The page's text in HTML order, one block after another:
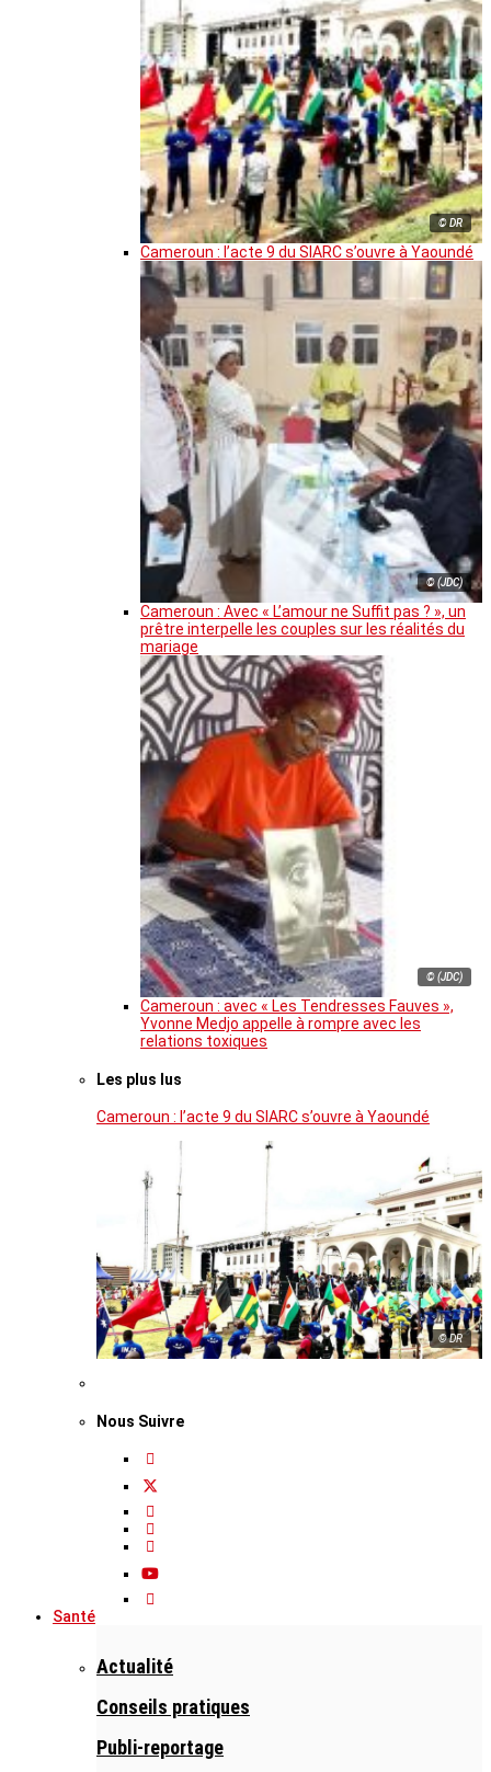
© DR
Cameroun : l’acte 9 du SIARC s’ouvre à Yaoundé
© (JDC)
Cameroun : Avec « L’amour ne Suffit pas ? », un
prêtre interpelle les couples sur les réalités du
mariage
© (JDC)
Cameroun : avec « Les Tendresses Fauves »,
Yvonne Medjo appelle à rompre avec les
relations toxiques
Les plus lus
Cameroun : l’acte 9 du SIARC s’ouvre à Yaoundé
© DR
Nous Suivre
Santé
Actualité
Conseils pratiques
Publi-reportage